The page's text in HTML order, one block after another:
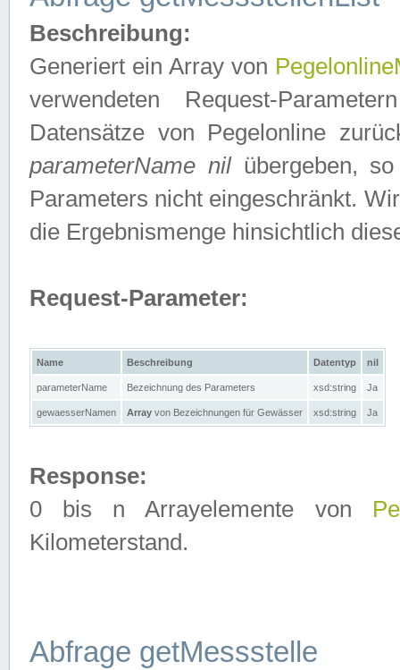
Beschreibung:
Generiert ein Array von
verwendeten Request-
Datensätze von Pegelonline
parameterName nilübergeben, so
Parameters nicht eingeschränkt.
die Ergebnismenge hinsichtlich
Request-Parameter:
Name Beschreibung Datentyp nil
parameterName Bezeichnung des Parameters xsd:string Ja
gewaesserNamen Array von Bezeichnungen für Gewässer xsd:string Ja
Response:
0 bis n Arrayelemente von
Kilometerstand.
Abfrage getMessstelle